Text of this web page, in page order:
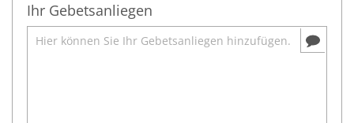
Ihr Gebetsanliegen